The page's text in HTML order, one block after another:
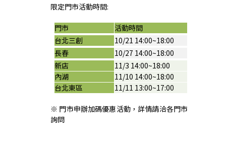
限定門市活動時間:
門市
活動時間
台北三創
10/21 14:00~18:00
長春
10/27 14:00~18:00
新店
11/3 14:00~18:00
內湖
11/10 14:00~18:00
台北東區
11/11 13:00~17:00
※ 門市申辦加碼優惠活動，詳情請洽各門市
詢問